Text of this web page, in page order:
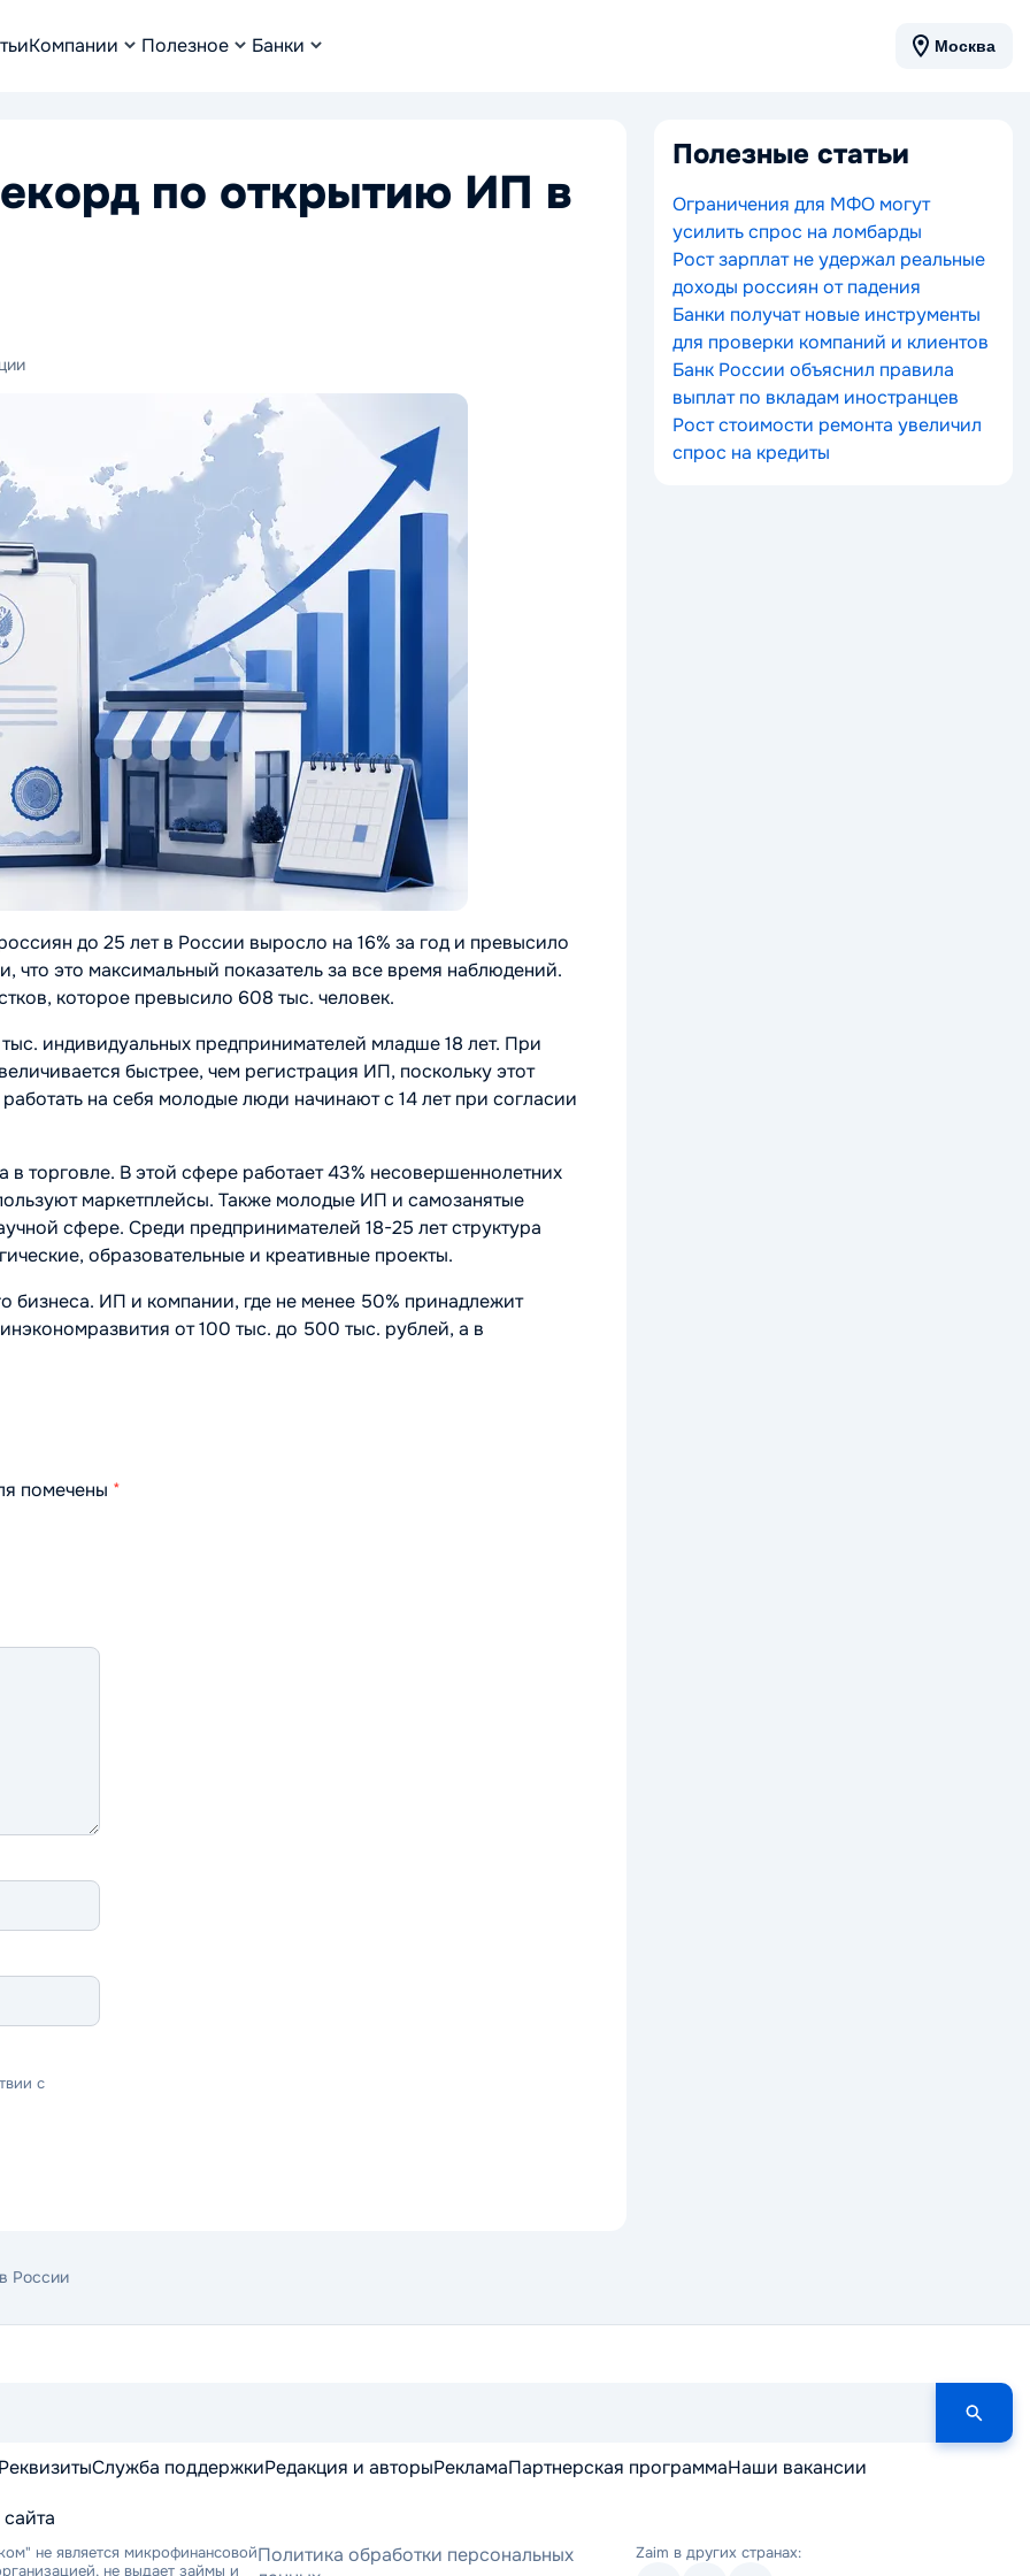
Компании Полезное Банки Москва
по открытию ИП в
до 25 лет в России выросло на 16% за год и превысило
что это максимальный показатель за все время наблюдений.
которое превысило 608 тыс. человек.
индивидуальных предпринимателей младше 18 лет. При
быстрее, чем регистрация ИП, поскольку этот
на себя молодые люди начинают с 14 лет при согласии
торговле. В этой сфере работает 43% несовершеннолетних
маркетплейсы. Также молодые ИП и самозанятые
сфере. Среди предпринимателей 18-25 лет структура
образовательные и креативные проекты.
ИП и компании, где не менее 50% принадлежит
от 100 тыс. до 500 тыс. рублей, а в
помечены *
с
Полезные статьи
Ограничения для МФО могут
усилить спрос на ломбарды
Рост зарплат не удержал реальные
доходы россиян от падения
Банки получат новые инструменты
для проверки компаний и клиентов
Банк России объяснил правила
выплат по вкладам иностранцев
Рост стоимости ремонта увеличил
спрос на кредиты
России
РеквизитыСлужба поддержкиРедакция и авторыРекламаПартнерская программаНаши вакансии
не является микрофинансовой
не выдает займы и
Политика обработки персональных
Zaim в других странах: